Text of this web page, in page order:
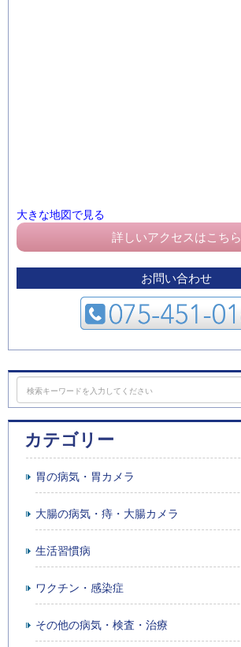
大きな地図で見る
詳しいアクセスはこちら
お問い合わせ
カテゴリー
胃の病気・胃カメラ
大腸の病気・痔・大腸カメラ
生活習慣病
ワクチン・感染症
その他の病気・検査・治療